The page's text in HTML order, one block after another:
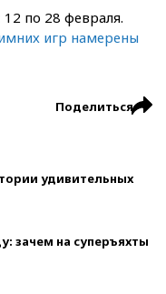
по 28 февраля.
игр намерены
Поделиться
удивительных
зачем на суперъяхты